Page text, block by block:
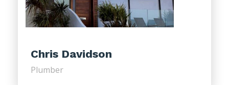
Chris Davidson
Plumber